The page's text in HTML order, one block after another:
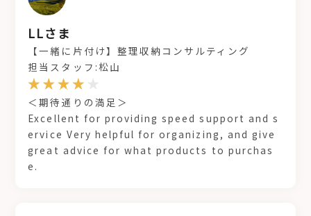
LLさま
【一緒に片付け】整理収納コンサルティング
担当スタッフ:松山
＜期待通りの満足＞
Excellent for providing speed support and s
ervice Very helpful for organizing, and give
great advice for what products to purchas
e.